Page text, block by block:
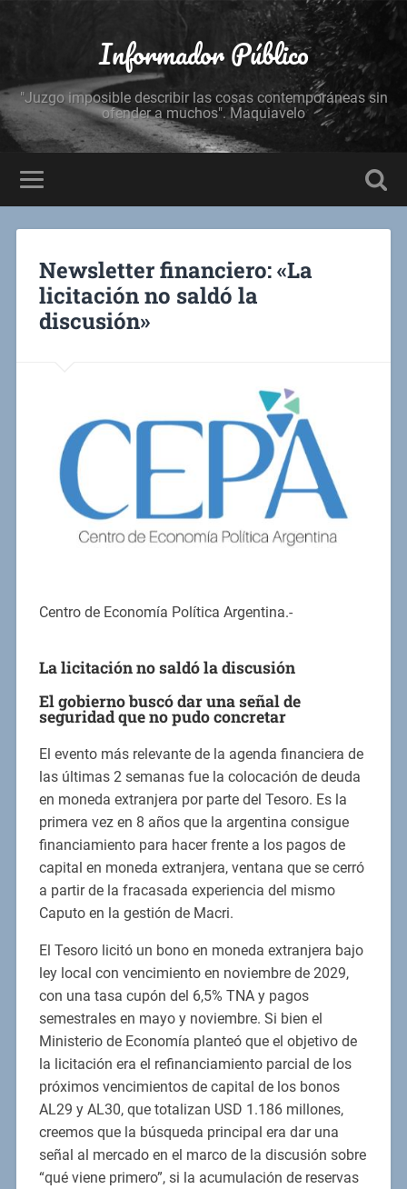
Informador Público
"Juzgo imposible describir las cosas contemporáneas sin
ofender a muchos". Maquiavelo
Newsletter financiero: «La
licitación no saldó la
discusión»
Centro de Economía Política Argentina.-
La licitación no saldó la discusión
El gobierno buscó dar una señal de
seguridad que no pudo concretar
El evento más relevante de la agenda financiera de
las últimas 2 semanas fue la colocación de deuda
en moneda extranjera por parte del Tesoro. Es la
primera vez en 8 años que la argentina consigue
financiamiento para hacer frente a los pagos de
capital en moneda extranjera, ventana que se cerró
a partir de la fracasada experiencia del mismo
Caputo en la gestión de Macri.
El Tesoro licitó un bono en moneda extranjera bajo
ley local con vencimiento en noviembre de 2029,
con una tasa cupón del 6,5% TNA y pagos
semestrales en mayo y noviembre. Si bien el
Ministerio de Economía planteó que el objetivo de
la licitación era el refinanciamiento parcial de los
próximos vencimientos de capital de los bonos
AL29 y AL30, que totalizan USD 1.186 millones,
creemos que la búsqueda principal era dar una
señal al mercado en el marco de la discusión sobre
“qué viene primero”, si la acumulación de reservas